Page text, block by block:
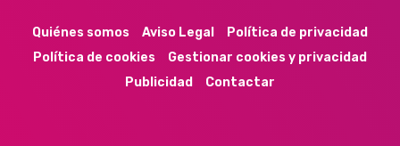
Quiénes somos Aviso Legal
Política de privacidad
Política de cookies
Gestionar cookies y privacidad
Publicidad
Contactar